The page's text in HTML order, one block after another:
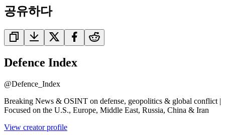
공유하다
Defence Index
@Defence_Index
Breaking News & OSINT on defense, geopolitics & global conflict |
Focused on the U.S., Europe, Middle East, Russia, China & Iran
View creator profile